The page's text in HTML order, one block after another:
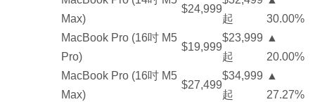
Max)
$24,999
起
30.00%
MacBook Pro (16吋 M5
Pro)
$19,999
$23,999
起
▲
20.00%
MacBook Pro (16吋 M5
Max)
$27,499
$34,999
起
▲
27.27%